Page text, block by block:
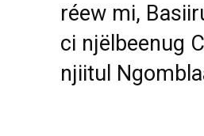
réew mi,
ci njëlbeenug
njiitul